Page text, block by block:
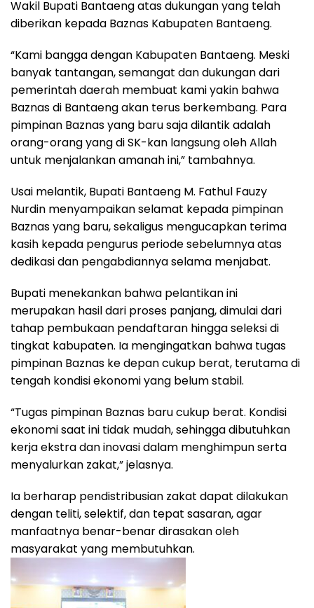
Wakil Bupati Bantaeng atas dukungan yang telah
diberikan kepada Baznas Kabupaten Bantaeng.
“Kami bangga dengan Kabupaten Bantaeng. Meski
banyak tantangan, semangat dan dukungan dari
pemerintah daerah membuat kami yakin bahwa
Baznas di Bantaeng akan terus berkembang. Para
pimpinan Baznas yang baru saja dilantik adalah
orang-orang yang di SK-kan langsung oleh Allah
untuk menjalankan amanah ini,” tambahnya.
Usai melantik, Bupati Bantaeng M. Fathul Fauzy
Nurdin menyampaikan selamat kepada pimpinan
Baznas yang baru, sekaligus mengucapkan terima
kasih kepada pengurus periode sebelumnya atas
dedikasi dan pengabdiannya selama menjabat.
Bupati menekankan bahwa pelantikan ini
merupakan hasil dari proses panjang, dimulai dari
tahap pembukaan pendaftaran hingga seleksi di
tingkat kabupaten. Ia mengingatkan bahwa tugas
pimpinan Baznas ke depan cukup berat, terutama di
tengah kondisi ekonomi yang belum stabil.
“Tugas pimpinan Baznas baru cukup berat. Kondisi
ekonomi saat ini tidak mudah, sehingga dibutuhkan
kerja ekstra dan inovasi dalam menghimpun serta
menyalurkan zakat,” jelasnya.
Ia berharap pendistribusian zakat dapat dilakukan
dengan teliti, selektif, dan tepat sasaran, agar
manfaatnya benar-benar dirasakan oleh
masyarakat yang membutuhkan.